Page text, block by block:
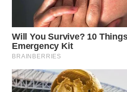
DEPOK
WN
TAPANULI
WN